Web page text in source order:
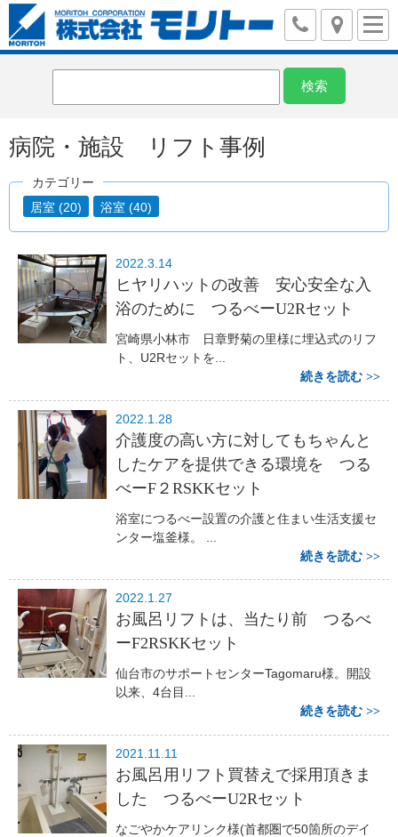
病院・施設 リフト事例
カテゴリー
居室 (20)
浴室 (40)
2022.3.14
ヒヤリハットの改善 安心安全な入
浴のために つるべーU2Rセット
宮崎県小林市 日章野菊の里様に埋込式のリフ
ト、U2Rセットを...
続きを読む
2022.1.28
介護度の高い方に対してもちゃんと
したケアを提供できる環境を つる
べーF２RSKKセット
浴室につるべー設置の介護と住まい生活支援セ
ンター塩釜様。 ...
続きを読む
2022.1.27
お風呂リフトは、当たり前 つるべ
ーF2RSKKセット
仙台市のサポートセンターTagomaru様。開設
以来、4台目...
続きを読む
2021.11.11
お風呂用リフト買替えで採用頂きま
した つるべーU2Rセット
なごやかケアリンク様(首都圏で50箇所のデイ